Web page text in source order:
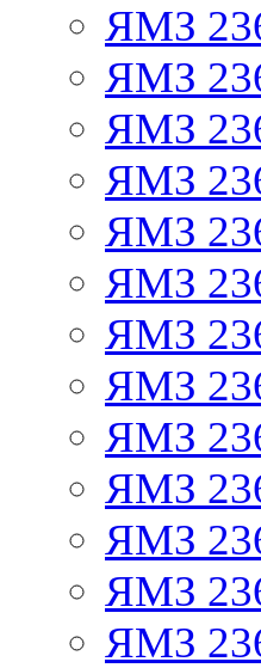
ЯМЗ
ЯМЗ
ЯМЗ
ЯМЗ
ЯМЗ
ЯМЗ
ЯМЗ
ЯМЗ
ЯМЗ
ЯМЗ
ЯМЗ
ЯМЗ
ЯМЗ